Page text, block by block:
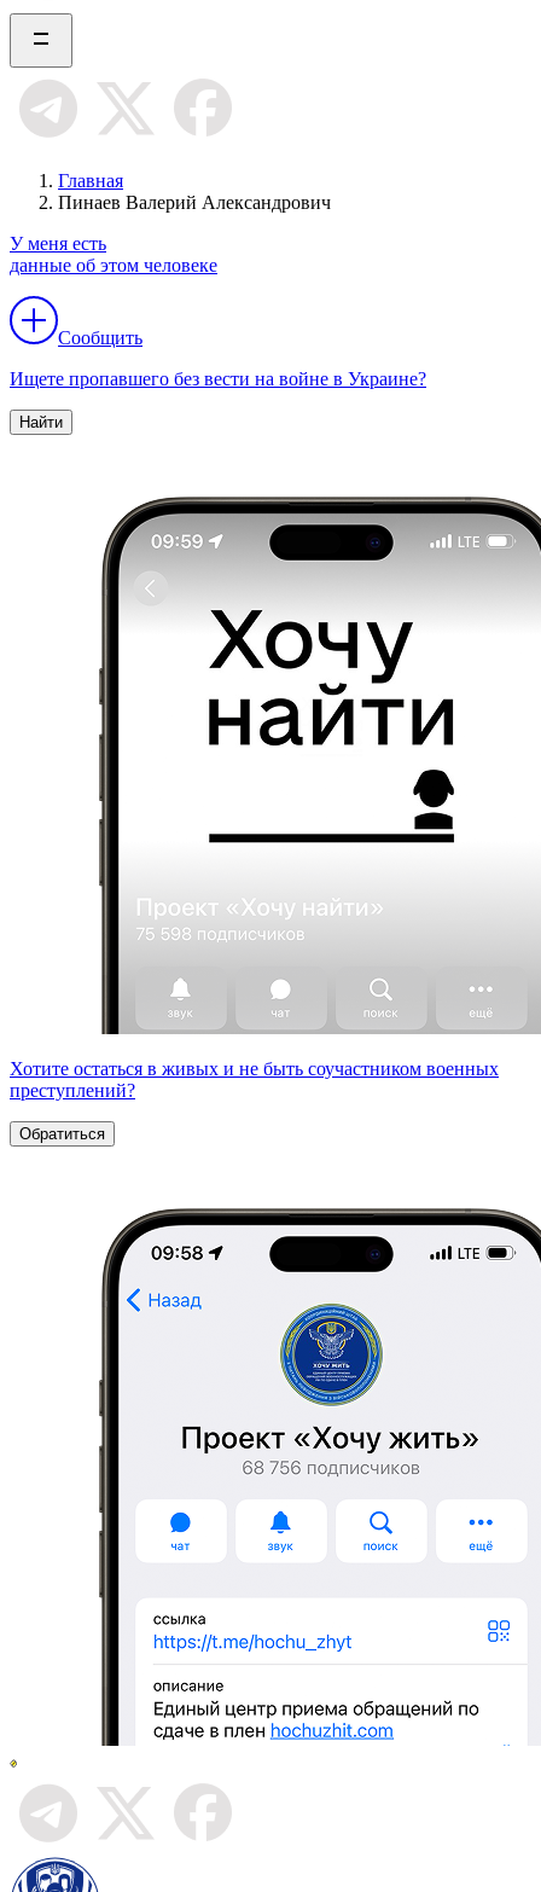
Главная
Пинаев Валерий Александрович
У меня есть
данные об этом человеке
Сообщить
Ищете пропавшего без вести на войне в Украине?
Найти
Хотите остаться в живых и не быть соучастником военных
преступлений?
Обратиться